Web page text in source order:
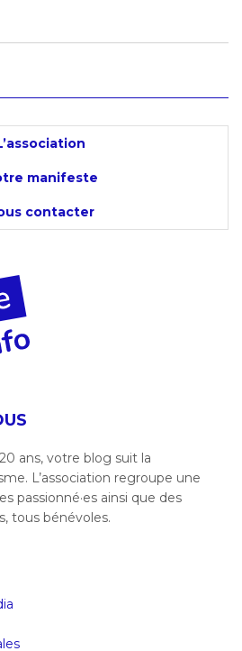
manifeste
contacter
ans, votre blog suit la
L’association regroupe une
passionné·es ainsi que des
tous bénévoles.